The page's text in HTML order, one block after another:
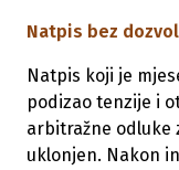
Natpis bez
Natpis koji je
podizao tenzije i
arbitražne odluke
uklonjen. Nakon